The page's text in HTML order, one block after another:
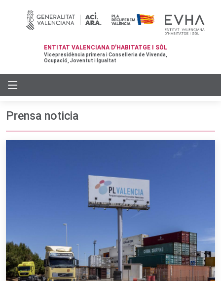
ENTITAT VALENCIANA D'HABITATGE I SÒL
Vicepresidència primera i Conselleria de Vivenda,
Ocupació, Joventut i Igualtat
Prensa noticia